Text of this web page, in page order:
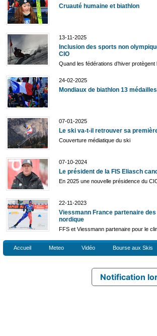
Cruauté humaine et biathlon
13-11-2025
Inclusion des sports non
CIO
Quand les fédérations d’hiver
24-02-2025
Mondiaux de biathlon 13
07-01-2025
Le ski va-t-il retrouver sa
Couverture médiatique du ski
07-10-2024
Le président de la FIS Eliasch
En 2025 une nouvelle présidence du
22-11-2023
Viessmann France partenaire
nordique
FFS et Viessmann partenaire pour le
Accueil Meteo Vidéo Bourse aux Skis
Notification